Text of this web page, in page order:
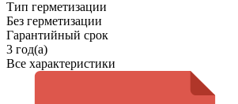
Тип герметизации
Без герметизации
Гарантийный срок
3 год(а)
Все характеристики